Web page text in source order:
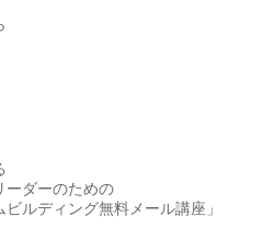
ーダーのための
ルディング無料メール講座」